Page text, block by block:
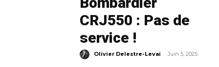
CRJ550 : Pas de
service !
Olivier Delestre-Levai - Juin 5, 2025